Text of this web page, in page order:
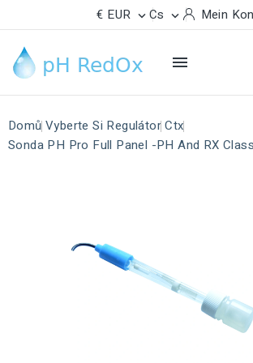
€ EUR  Cs  Mein

Domů Vyberte Si Regulátor Ctx
Sonda PH Pro Full Panel -pH And RX Class